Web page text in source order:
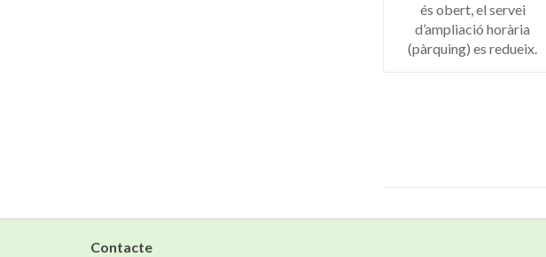
és obert, el servei
d’ampliació horària
(pàrquing) es redueix.
Contacte